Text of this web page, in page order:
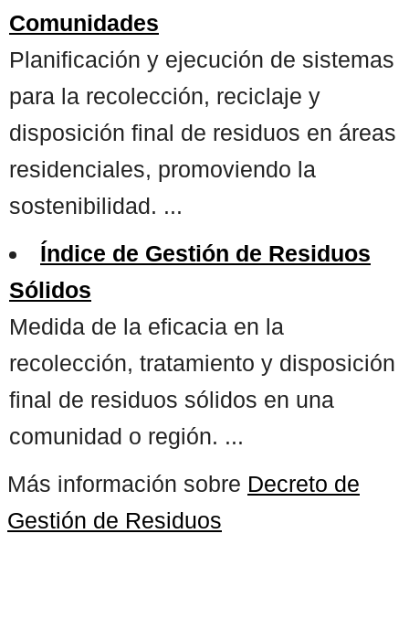
Comunidades
Planificación y ejecución de sistemas
para la recolección, reciclaje y
disposición final de residuos en áreas
residenciales, promoviendo la
sostenibilidad. ...
Índice de Gestión de Residuos
Sólidos
Medida de la eficacia en la
recolección, tratamiento y disposición
final de residuos sólidos en una
comunidad o región. ...
Más información sobre Decreto de
Gestión de Residuos